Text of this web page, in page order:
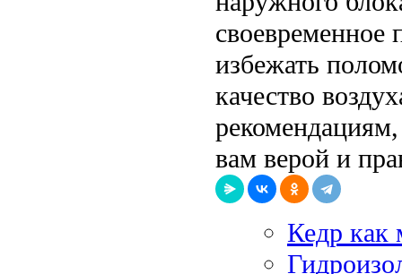
своевременное
избежать
качество
вам верой и
Кедр как